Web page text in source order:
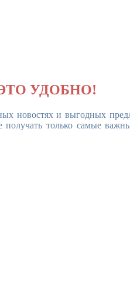
УДОБНО!
новостях и выгодных
только самые